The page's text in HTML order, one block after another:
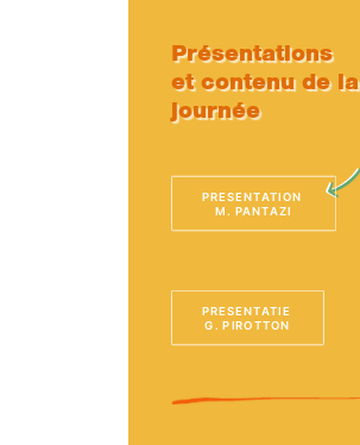
Présentations
et contenu de la
journée
PRESENTATION
M. PANTAZI
PRESENTATIE
G. PIROTTON